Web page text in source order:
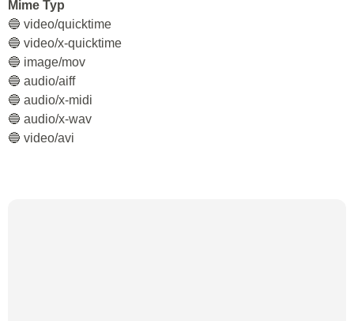
Mime Typ
🔵 video/quicktime
🔵 video/x-quicktime
🔵 image/mov
🔵 audio/aiff
🔵 audio/x-midi
🔵 audio/x-wav
🔵 video/avi